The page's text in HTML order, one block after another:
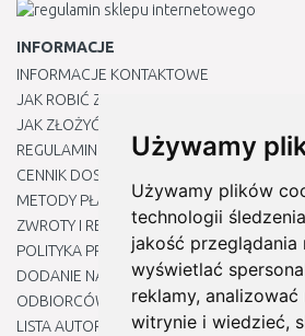
Używamy
Używamy plików
technologii
jakość przeglądania
wyświetlać
reklamy, analizować
witrynie i wiedzieć,
INFORMACJE
INFORMACJE KONTAKTOWE
JAK ROBIĆ ZAKUPY ?
JAK ZŁOŻYĆ REKLAMACJĘ
REGULAMIN
CENNIK DOSTAWY
METODY PŁATNOŚCI
ZWROTY I REKLAMACJE PRODUKTÓW
POLITYKA PRYWATNOŚCI
DODANIE NASZYCH ADRESÓW E-MAIL DO
ODBIORCÓW
LISTA AUTORYZOWANYCH CENTRÓW